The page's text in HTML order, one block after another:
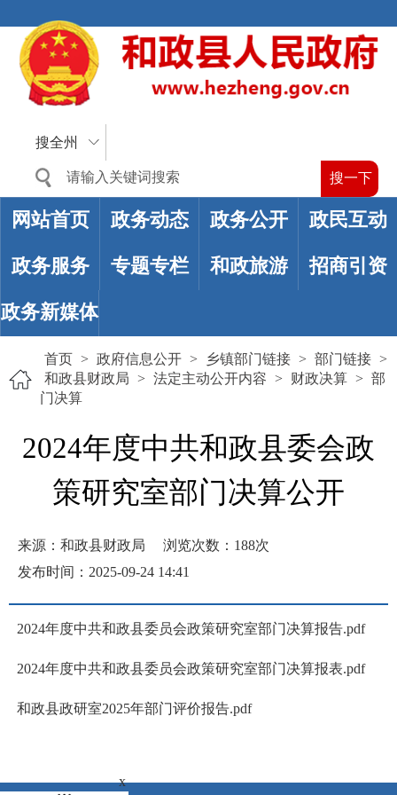
搜全州
网站首页 政务动态 政务公开 政民互动
政务服务 专题专栏 和政旅游 招商引资
政务新媒体
首页 > 政府信息公开 > 乡镇部门链接 > 部门链接 >
和政县财政局 > 法定主动公开内容 > 财政决算 > 部
门决算
2024年度中共和政县委会政
策研究室部门决算公开
来源：和政县财政局 浏览次数： 188次
发布时间：2025-09-24 14:41
2024年度中共和政县委员会政策研究室部门决算报告.pdf
2024年度中共和政县委员会政策研究室部门决算报表.pdf
和政县政研室2025年部门评价报告.pdf
x